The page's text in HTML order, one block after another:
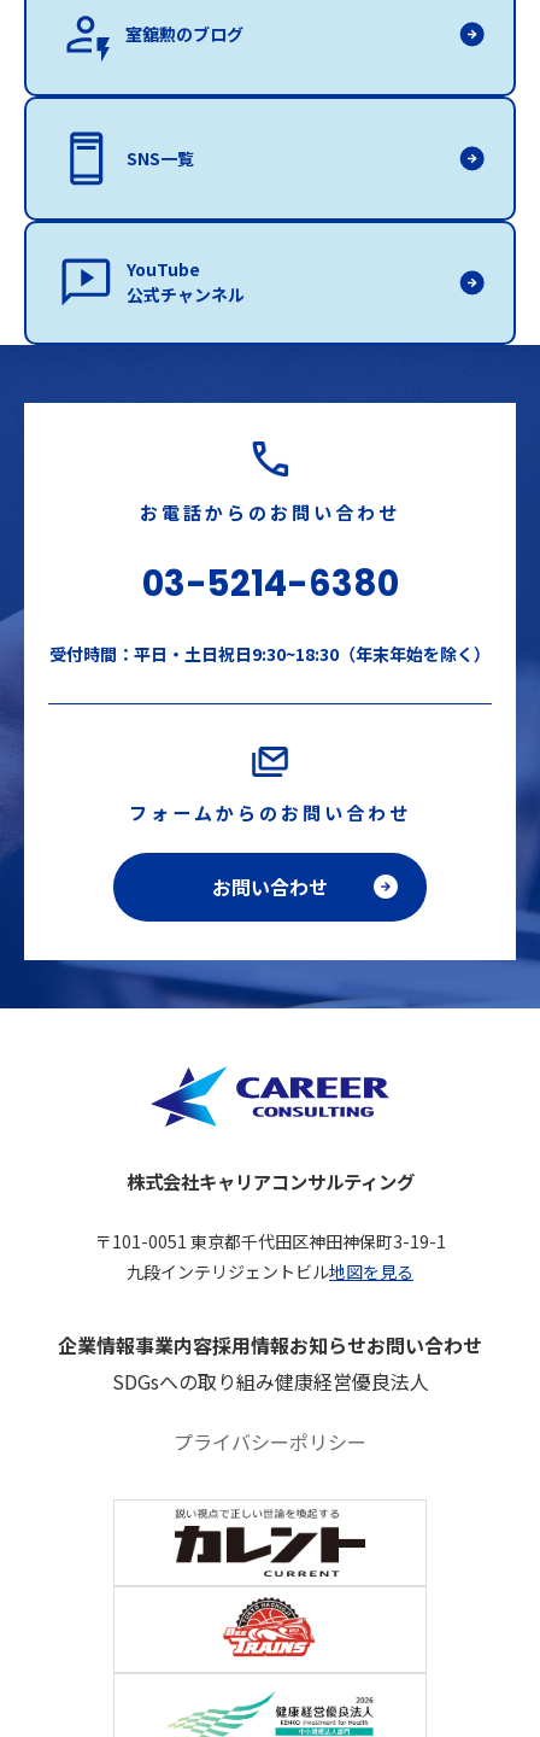
室舘勲のブログ
SNS一覧
YouTube
公式チャンネル
お電話からのお問い合わせ
03-5214-6380
受付時間：平日・土日祝日9:30~18:30（年末年始を除く）
フォームからのお問い合わせ
お問い合わせ
株式会社キャリアコンサルティング
〒101-0051 東京都千代田区神田神保町3-19-1
九段インテリジェントビル地図を見る
企業情報事業内容採用情報お知らせお問い合わせ
SDGsへの取り組み健康経営優良法人
プライバシーポリシー